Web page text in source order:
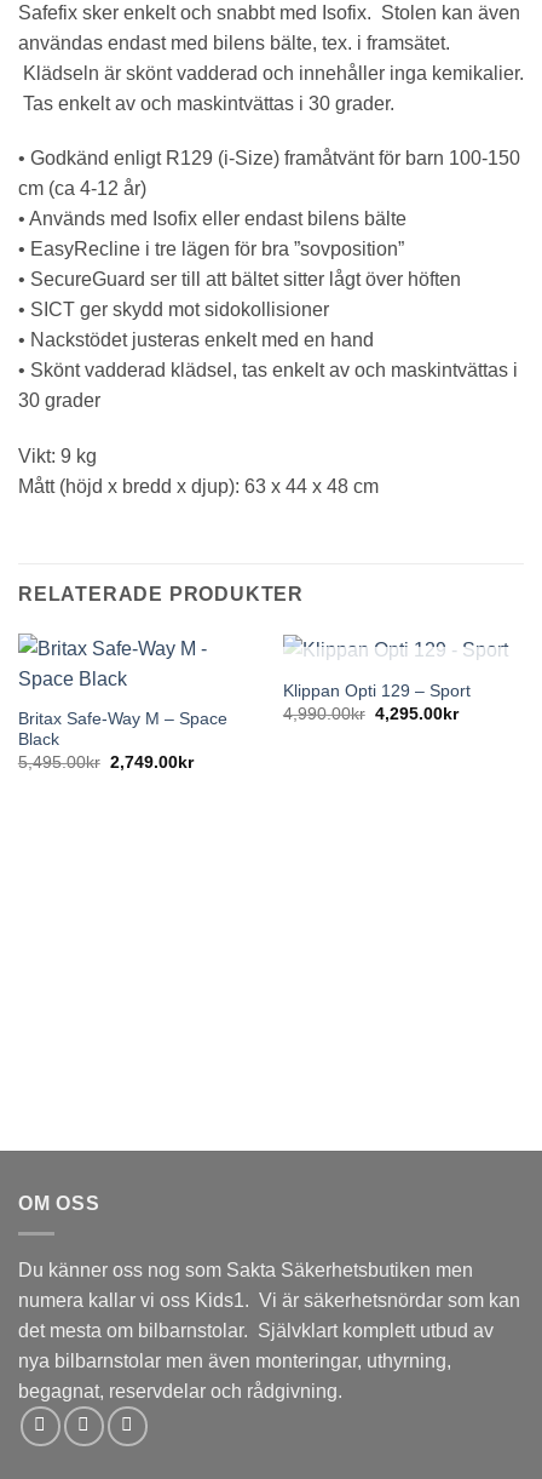
Safefix sker enkelt och snabbt med Isofix. Stolen kan även
användas endast med bilens bälte, tex. i framsätet.
Klädseln är skönt vadderad och innehåller inga kemikalier.
Tas enkelt av och maskintvättas i 30 grader.
• Godkänd enligt R129 (i-Size) framåtvänt för barn 100-150
cm (ca 4-12 år)
• Används med Isofix eller endast bilens bälte
• EasyRecline i tre lägen för bra ”sovposition”
• SecureGuard ser till att bältet sitter lågt över höften
• SICT ger skydd mot sidokollisioner
• Nackstödet justeras enkelt med en hand
• Skönt vadderad klädsel, tas enkelt av och maskintvättas i
30 grader
Vikt: 9 kg
Mått (höjd x bredd x djup): 63 x 44 x 48 cm
RELATERADE PRODUKTER
Britax Safe-Way M – Space
Black
5,495.00kr Det
ursprungliga
2,749.00krDet
SLUT I LAGER
Klippan Opti 129 – Sport
4,990.00kr Det
ursprungliga
4,295.00krDet
OM OSS
Du känner oss nog som Sakta Säkerhetsbutiken men
numera kallar vi oss Kids1. Vi är säkerhetsnördar som kan
det mesta om bilbarnstolar. Självklart komplett utbud av
nya bilbarnstolar men även monteringar, uthyrning,
begagnat, reservdelar och rådgivning.